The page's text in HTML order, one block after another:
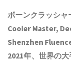
ボーンクラッシャ
Cooler Master,
Shenzhen
2021年、世界の